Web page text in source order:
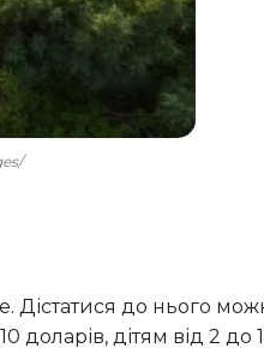
доларів, дітям від 2 до